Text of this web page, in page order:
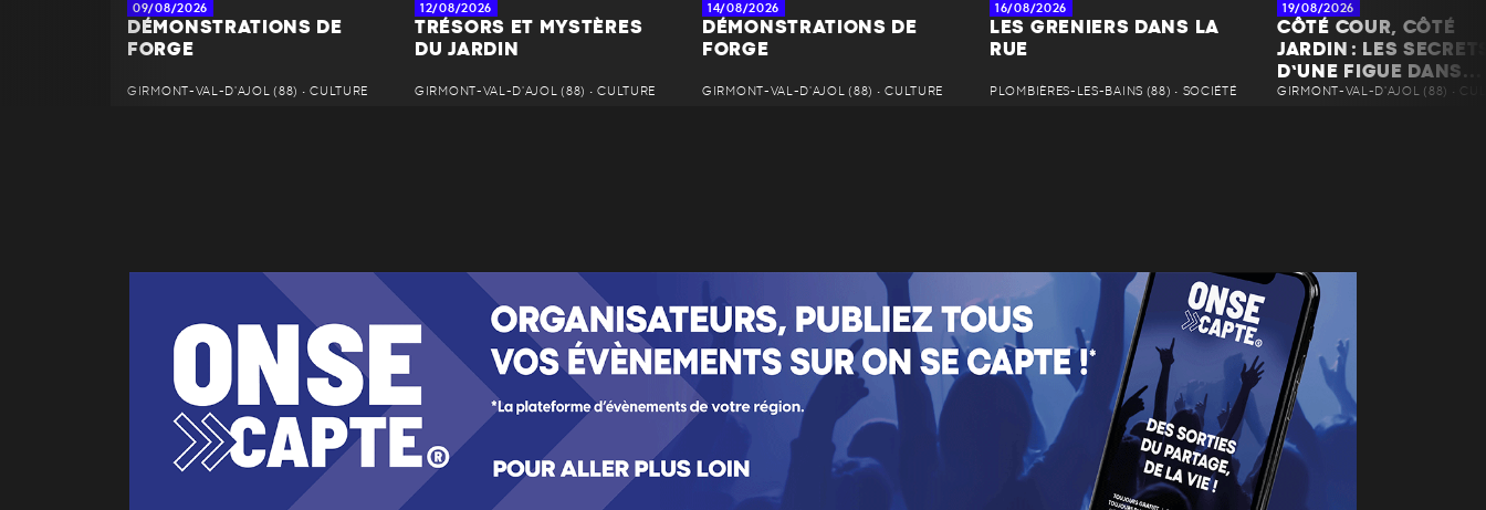
09/08/2026
DÉMONSTRATIONS DE
FORGE
GIRMONT-VAL-D'AJOL (88) • CULTURE
12/08/2026
TRÉSORS ET MYSTÈRES
DU JARDIN
GIRMONT-VAL-D'AJOL (88) • CULTURE
14/08/2026
DÉMONSTRATIONS DE
FORGE
GIRMONT-VAL-D'AJOL (88) • CULTURE
16/08/2026
LES GRENIERS DANS LA
RUE
PLOMBIÈRES-LES-BAINS (88) • SOCIÉTÉ
19/08/2026
CÔTÉ COUR, CÔTÉ
JARDIN : LES
D’UNE FIGUE DANS...
GIRMONT-VAL-D'AJOL (88) •